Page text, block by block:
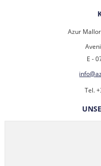
Azur
E -
Tel.